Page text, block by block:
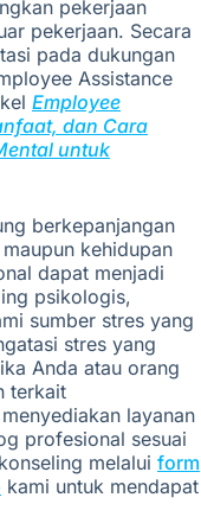
pekerjaan
pekerjaan. Secara
pada dukungan
Assistance
Employee
dan Cara
untuk
berkepanjangan
kehidupan
dapat menjadi
psikologis,
sumber stres yang
stres yang
Anda atau orang
terkait
layanan
profesional sesuai
melalui form
kami untuk mendapat